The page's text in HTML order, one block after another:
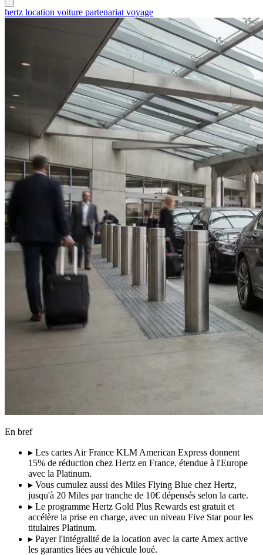
hertz location voiture partenariat voyage
En bref
▸ Les cartes Air France KLM American Express donnent
15% de réduction chez Hertz en France, étendue à l'Europe
avec la Platinum.
▸ Vous cumulez aussi des Miles Flying Blue chez Hertz,
jusqu'à 20 Miles par tranche de 10€ dépensés selon la carte.
▸ Le programme Hertz Gold Plus Rewards est gratuit et
accélère la prise en charge, avec un niveau Five Star pour les
titulaires Platinum.
▸ Payer l'intégralité de la location avec la carte Amex active
les garanties liées au véhicule loué.